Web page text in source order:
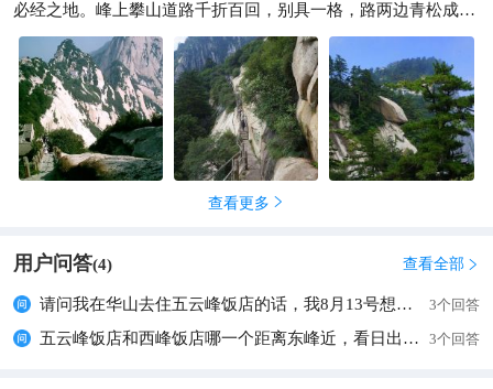
必经之地。峰上攀山道路千折百回，别具一格，路两边青松成
林，风景秀丽。每当深秋季节，松翠枫赤，山花耀目，在阳光照
耀下，犹如五色彩云，故峰因此而得名。又因峰位置居东、西、
南、北四座主峰中央，古时也曾称为中峰。
查看更多 
用户问答(4) 查看全部 
请问我在华山去住五云峰饭店的话，我8月13号想去看日出，那么我大概需要几点起床去东峰观日台啊 3个回答
五云峰饭店和西峰饭店哪一个距离东峰近，看日出方便？ 3个回答